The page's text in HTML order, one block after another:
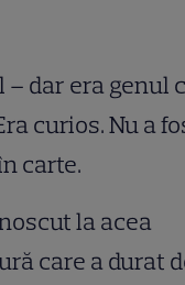
dar era genul
curios. Nu a
carte.
la acea
care a durat